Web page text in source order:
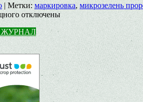
| Метки: маркировка, микрозелень
отключены